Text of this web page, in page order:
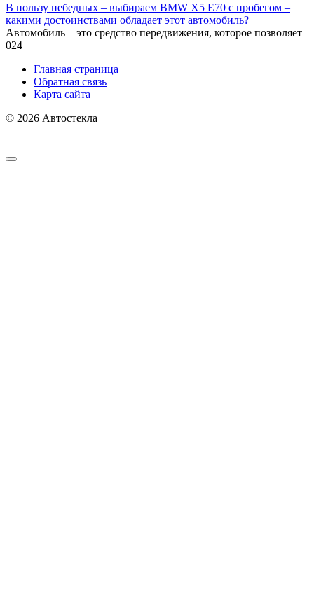
В пользу небедных – выбираем BMW X5 E70 с пробегом –
какими достоинствами обладает этот автомобиль?
Автомобиль – это средство передвижения, которое позволяет
024
Главная страница
Обратная связь
Карта сайта
© 2026 Автостекла